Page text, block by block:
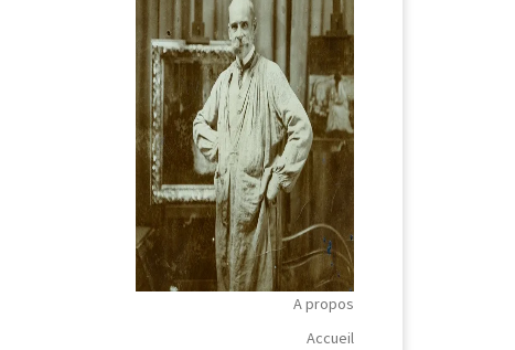
A propos
Accueil